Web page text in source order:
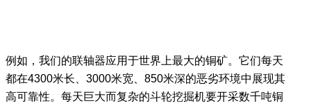
例如，我们的联轴器应用于世界上最大的铜矿。它们每天
都在4300米长、3000米宽、850米深的恶劣环境中展现其
高可靠性。每天巨大而复杂的斗轮挖掘机要开采数千吨铜